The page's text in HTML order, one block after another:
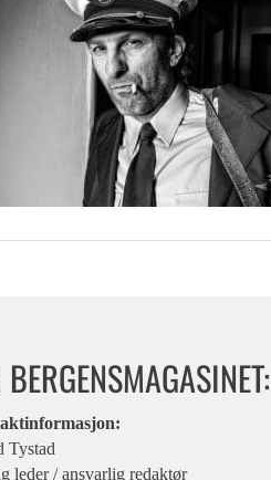
Tystad
leder / ansvarlig redaktør